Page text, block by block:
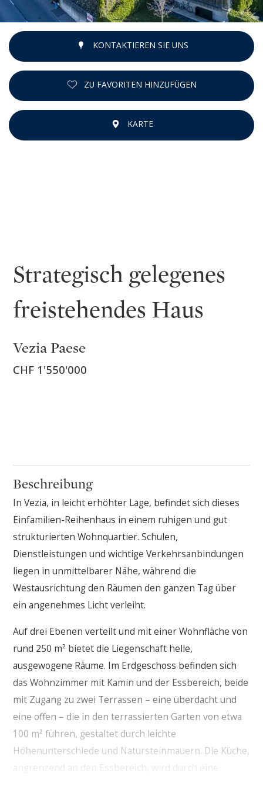
KONTAKTIEREN SIE UNS
ZU FAVORITEN HINZUFÜGEN
KARTE
Strategisch gelegenes
freistehendes Haus
Vezia Paese
CHF 1'550'000
Beschreibung
In Vezia, in leicht erhöhter Lage, befindet sich dieses
Einfamilien-Reihenhaus in einem ruhigen und gut
strukturierten Wohnquartier. Schulen,
Dienstleistungen und wichtige Verkehrsanbindungen
liegen in unmittelbarer Nähe, während die
Westausrichtung den Räumen den ganzen Tag über
ein angenehmes Licht verleiht.
Auf drei Ebenen verteilt und mit einer Wohnfläche von
rund 250 m² bietet die Liegenschaft helle,
ausgewogene Räume. Im Erdgeschoss befinden sich
das Wohnzimmer mit Kamin und der Essbereich, beide
mit Zugang zu zwei Terrassen – eine überdacht und
eine offen – die in den terrassierten Garten von etwa
100 m² führen, gestaltet durch leichte
Höhenunterschiede und Natursteinmauern. Die Küche,
angrenzend an den Essbereich, wird durch eine